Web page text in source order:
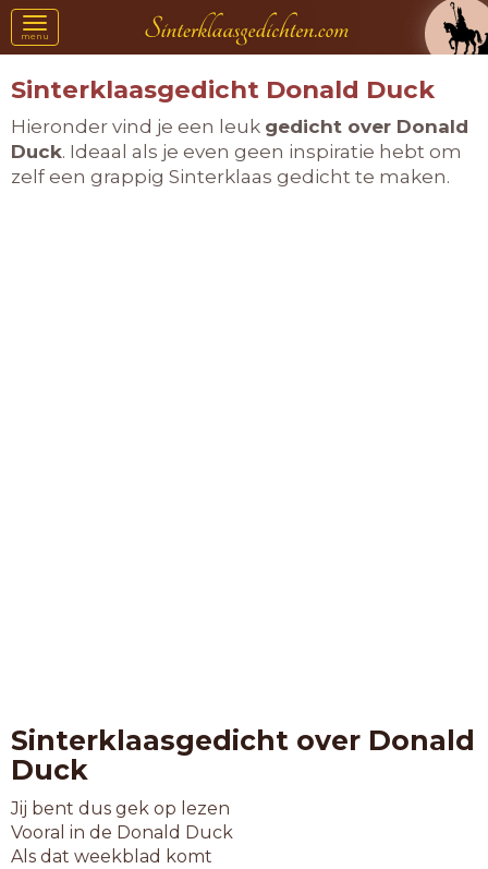
Toggle
navigation
menu
Sinterklaasgedicht Donald Duck
Hieronder vind je een leuk gedicht over Donald
Duck. Ideaal als je even geen inspiratie hebt om
zelf een grappig Sinterklaas gedicht te maken.
Sinterklaasgedicht over Donald
Duck
Jij bent dus gek op lezen
Vooral in de Donald Duck
Als dat weekblad komt